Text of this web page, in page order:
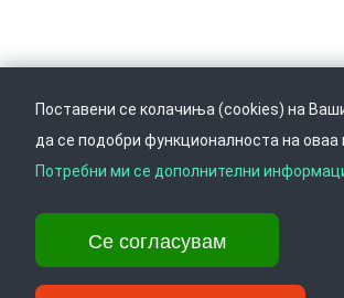
Врати се горе
Ул. Даме Груев 14, Катна гаража Беко на 1-виот
Тел: +389 2 3103 601 (641), Факс: +389 2 3137 149 |
Поставени се колачиња (cookies) на
да се подобри функционалноста на оваа
Потребни ми се дополнителни
Се согласувам